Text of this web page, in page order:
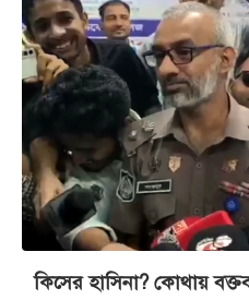
কিসের হাসিনা? কোথায়